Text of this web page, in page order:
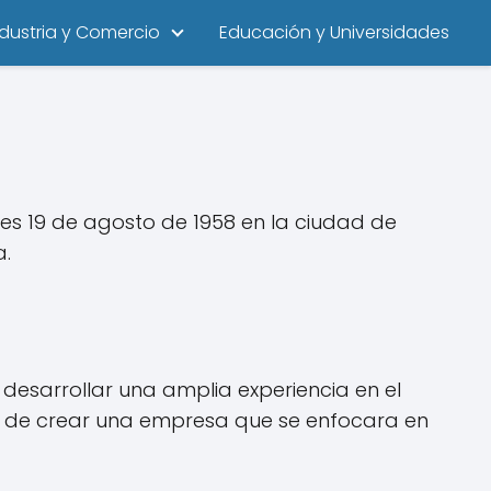
y Comercio Educación y Universidades
19 de agosto de 1958 en la ciudad de
una amplia experiencia en el
de crear una empresa que se enfocara en